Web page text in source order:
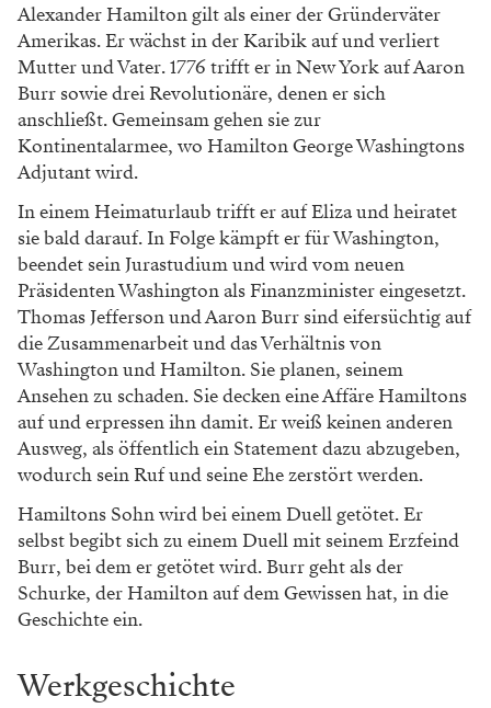
Alexander Hamilton gilt als einer der Gründerväter
Amerikas. Er wächst in der Karibik auf und verliert
Mutter und Vater. 1776 trifft er in New York auf Aaron
Burr sowie drei Revolutionäre, denen er sich
anschließt. Gemeinsam gehen sie zur
Kontinentalarmee, wo Hamilton George Washingtons
Adjutant wird.
In einem Heimaturlaub trifft er auf Eliza und heiratet
sie bald darauf. In Folge kämpft er für Washington,
beendet sein Jurastudium und wird vom neuen
Präsidenten Washington als Finanzminister eingesetzt.
Thomas Jefferson und Aaron Burr sind eifersüchtig auf
die Zusammenarbeit und das Verhältnis von
Washington und Hamilton. Sie planen, seinem
Ansehen zu schaden. Sie decken eine Affäre Hamiltons
auf und erpressen ihn damit. Er weiß keinen anderen
Ausweg, als öffentlich ein Statement dazu abzugeben,
wodurch sein Ruf und seine Ehe zerstört werden.
Hamiltons Sohn wird bei einem Duell getötet. Er
selbst begibt sich zu einem Duell mit seinem Erzfeind
Burr, bei dem er getötet wird. Burr geht als der
Schurke, der Hamilton auf dem Gewissen hat, in die
Geschichte ein.
Werkgeschichte